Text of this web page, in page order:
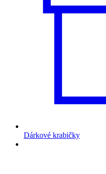
Dárkové krabičky